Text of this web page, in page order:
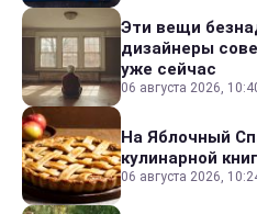
Эти вещи
дизайнеры
уже сейчас
06 августа 2026,
На Яблочный
кулинарной
06 августа 2026,